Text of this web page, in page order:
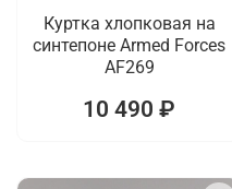
Куртка хлопковая на
синтепоне Armed Forces
AF269
10 490 ₽